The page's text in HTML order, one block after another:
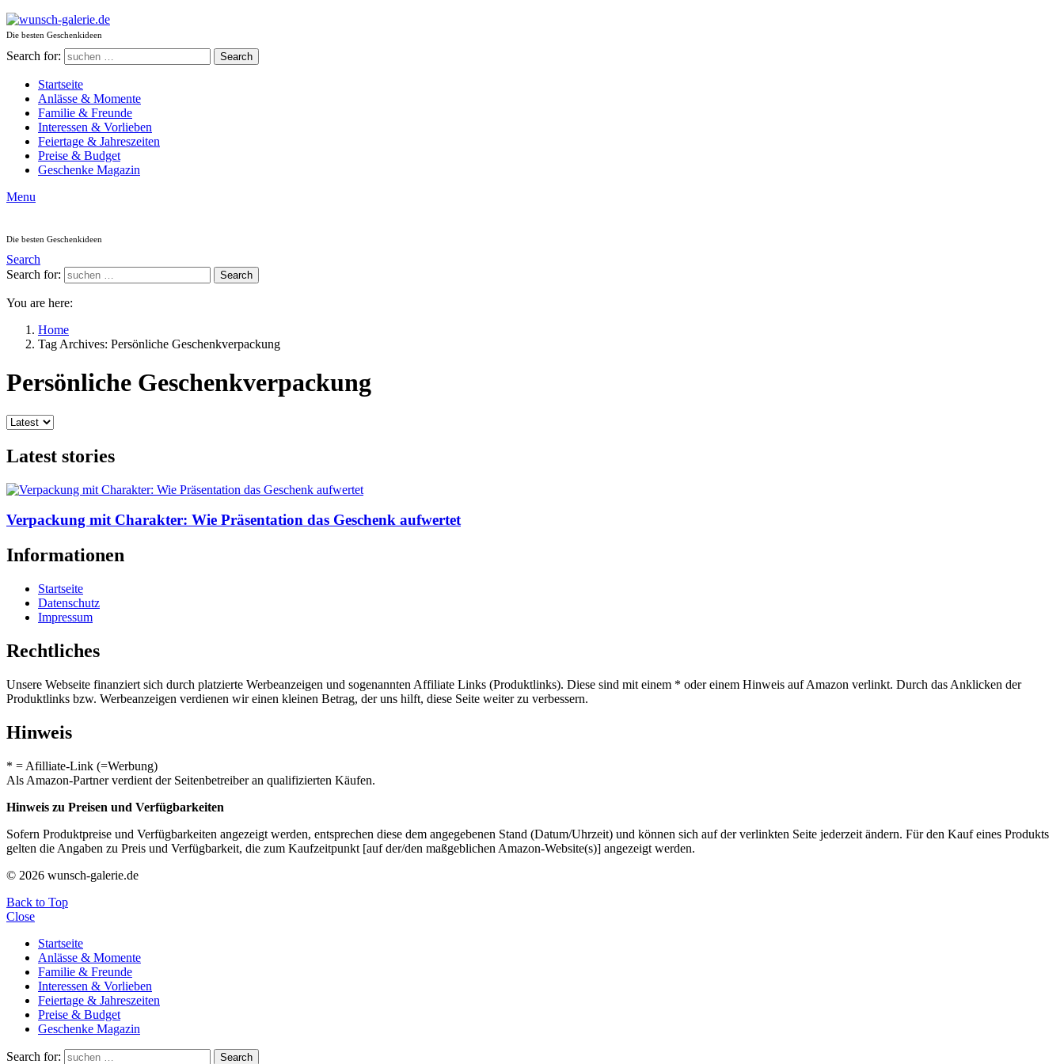
Die besten Geschenkideen
Search for: Search
Startseite
Anlässe & Momente
Familie & Freunde
Interessen & Vorlieben
Feiertage & Jahreszeiten
Preise & Budget
Geschenke Magazin
Menu
Die besten Geschenkideen
Search
Search for:
Search
You are here:
Home
Tag Archives: Persönliche Geschenkverpackung
Persönliche Geschenkverpackung
Latest stories
Verpackung mit Charakter: Wie Präsentation das Geschenk aufwertet
Informationen
Startseite
Datenschutz
Impressum
Rechtliches
Unsere Webseite finanziert sich durch platzierte Werbeanzeigen und sogenannten Affiliate Links (Produktlinks). Diese sind mit einem * oder einem Hinweis auf Amazon verlinkt. Durch das Anklicken der
Produktlinks bzw. Werbeanzeigen verdienen wir einen kleinen Betrag, der uns hilft, diese Seite weiter zu verbessern.
Hinweis
* = Afilliate-Link (=Werbung)
Als Amazon-Partner verdient der Seitenbetreiber an qualifizierten Käufen.
Hinweis zu Preisen und Verfügbarkeiten
Sofern Produktpreise und Verfügbarkeiten angezeigt werden, entsprechen diese dem angegebenen Stand (Datum/Uhrzeit) und können sich auf der verlinkten Seite jederzeit ändern. Für den Kauf eines Produkts
gelten die Angaben zu Preis und Verfügbarkeit, die zum Kaufzeitpunkt [auf der/den maßgeblichen Amazon-Website(s)] angezeigt werden.
© 2026 wunsch-galerie.de
Back to Top
Close
Startseite
Anlässe & Momente
Familie & Freunde
Interessen & Vorlieben
Feiertage & Jahreszeiten
Preise & Budget
Geschenke Magazin
Search for: Search